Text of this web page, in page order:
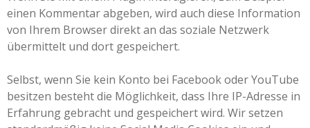
einen Kommentar abgeben, wird auch diese Information
von Ihrem Browser direkt an das soziale Netzwerk
übermittelt und dort gespeichert.
Selbst, wenn Sie kein Konto bei Facebook oder YouTube
besitzen besteht die Möglichkeit, dass Ihre IP-Adresse in
Erfahrung gebracht und gespeichert wird. Wir setzen